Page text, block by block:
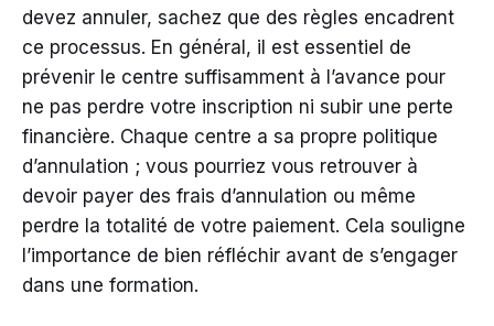
devez annuler, sachez que des règles encadrent
ce processus. En général, il est essentiel de
prévenir le centre suffisamment à l’avance pour
ne pas perdre votre inscription ni subir une perte
financière. Chaque centre a sa propre politique
d’annulation ; vous pourriez vous retrouver à
devoir payer des frais d’annulation ou même
perdre la totalité de votre paiement. Cela souligne
l’importance de bien réfléchir avant de s’engager
dans une formation.